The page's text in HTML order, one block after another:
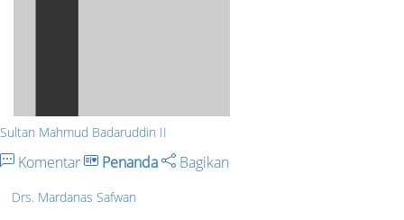
Sultan Mahmud Badaruddin II
Komentar Penanda Bagikan
Drs. Mardanas Safwan